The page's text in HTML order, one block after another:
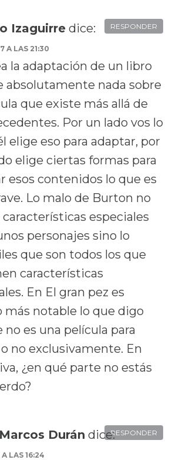
Izaguirre dice:
A LAS 21:30
la adaptación de un libro
absolutamente nada sobre
que existe más allá de
Por un lado vos lo
elige eso para adaptar, por
elige ciertas formas para
esos contenidos lo que es
Lo malo de Burton no
características especiales
personajes sino lo
que son todos los que
características
En El gran pez es
más notable lo que digo
no es una película para
no exclusivamente. En
¿en qué parte no estás
RESPONDER
Durán dice:
LAS 16:24
RESPONDER